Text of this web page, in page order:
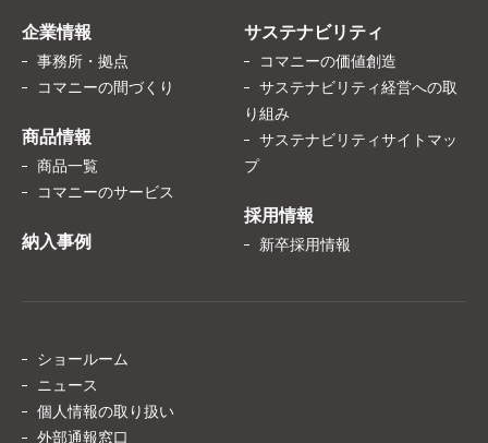
企業情報
事務所・拠点
コマニーの間づくり
商品情報
商品一覧
コマニーのサービス
納入事例
サステナビリティ
コマニーの価値創造
サステナビリティ経営への取
り組み
サステナビリティサイトマッ
プ
採用情報
新卒採用情報
ショールーム
ニュース
個人情報の取り扱い
外部通報窓口